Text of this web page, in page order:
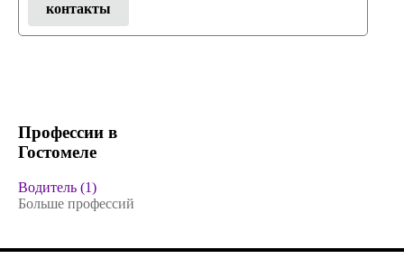
контакты
Профессии в
Гостомеле
Водитель (1)
Больше профессий